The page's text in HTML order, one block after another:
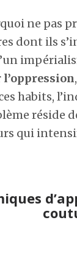
ne pas
dont ils
l’oppression
habits,
réside
qui